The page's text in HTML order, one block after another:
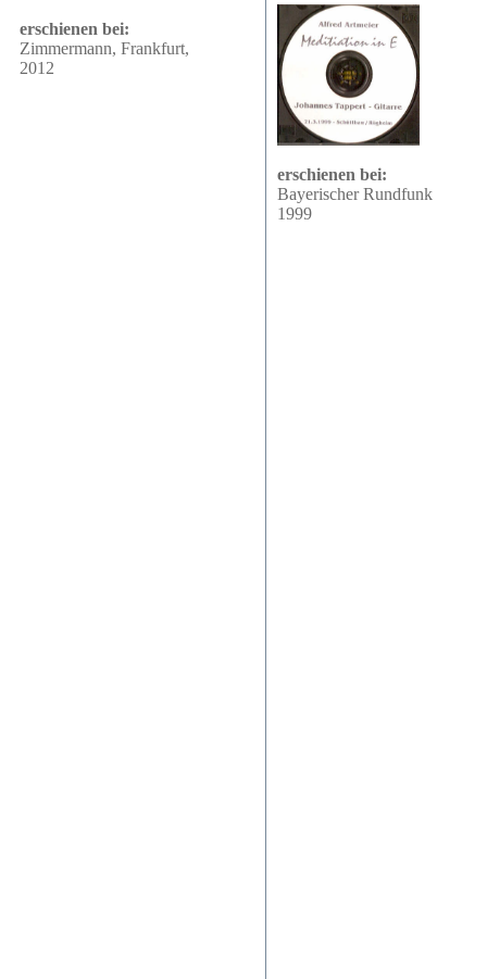
erschienen bei:
Zimmermann, Frankfurt,
2012
erschienen bei:
Bayerischer Rundfunk
1999